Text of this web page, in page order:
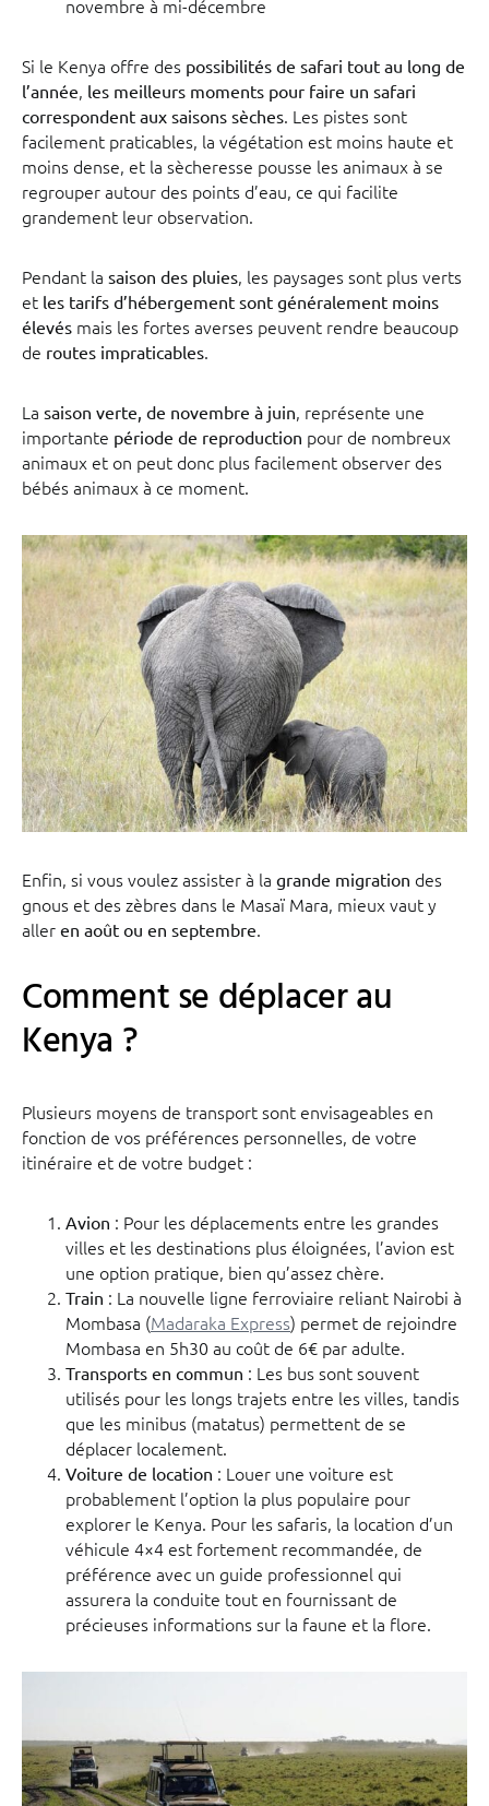
novembre à mi-décembre
Si le Kenya offre des possibilités de safari tout au long de
l’année, les meilleurs moments pour faire un safari
correspondent aux saisons sèches. Les pistes sont
facilement praticables, la végétation est moins haute et
moins dense, et la sècheresse pousse les animaux à se
regrouper autour des points d’eau, ce qui facilite
grandement leur observation.
Pendant la saison des pluies, les paysages sont plus verts
et les tarifs d’hébergement sont généralement moins
élevés mais les fortes averses peuvent rendre beaucoup
de routes impraticables.
La saison verte, de novembre à juin, représente une
importante période de reproduction pour de nombreux
animaux et on peut donc plus facilement observer des
bébés animaux à ce moment.
Enfin, si vous voulez assister à la grande migration des
gnous et des zèbres dans le Masaï Mara, mieux vaut y
aller en août ou en septembre.
Comment se déplacer au
Kenya ?
Plusieurs moyens de transport sont envisageables en
fonction de vos préférences personnelles, de votre
itinéraire et de votre budget :
Avion : Pour les déplacements entre les grandes
villes et les destinations plus éloignées, l’avion est
une option pratique, bien qu’assez chère.
Train : La nouvelle ligne ferroviaire reliant Nairobi à
Mombasa (Madaraka Express) permet de rejoindre
Mombasa en 5h30 au coût de 6€ par adulte.
Transports en commun : Les bus sont souvent
utilisés pour les longs trajets entre les villes, tandis
que les minibus (matatus) permettent de se
déplacer localement.
Voiture de location : Louer une voiture est
probablement l’option la plus populaire pour
explorer le Kenya. Pour les safaris, la location d’un
véhicule 4×4 est fortement recommandée, de
préférence avec un guide professionnel qui
assurera la conduite tout en fournissant de
précieuses informations sur la faune et la flore.